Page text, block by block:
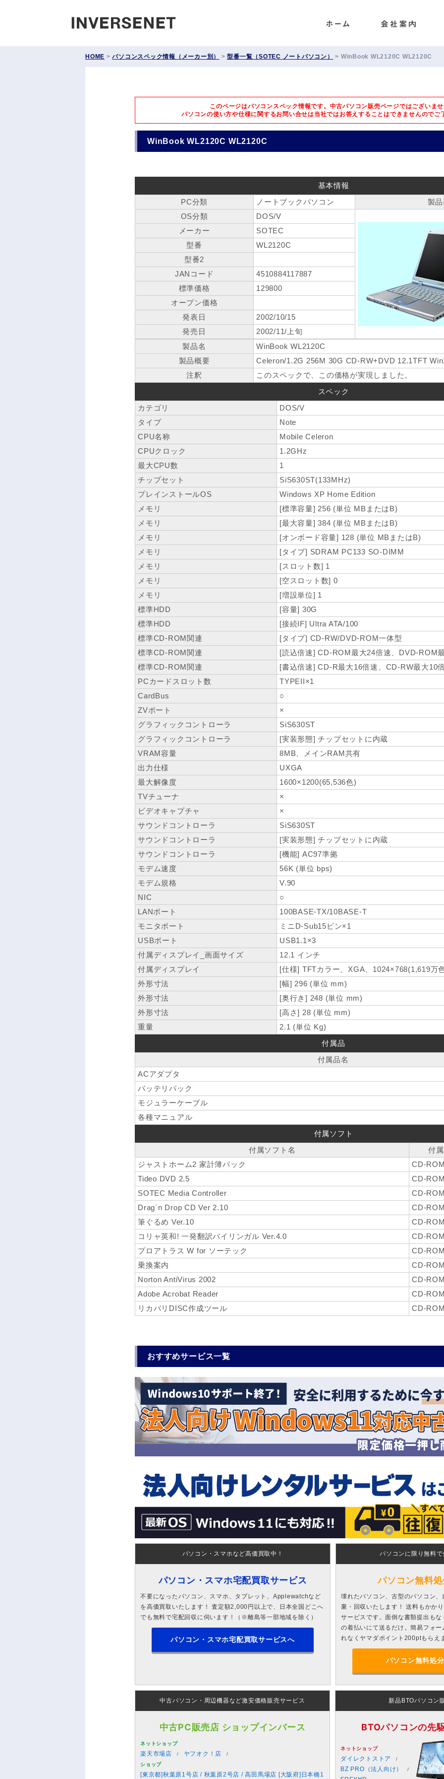
HOME >パソコンスペック情報（メーカー別） >型番一覧（SOTEC ノートパソコン） > WinBook WL2120C WL2120C
このページはパソコンスペック情報です。中古パソコン販売ページではございま
パソコンの使い方や仕様に関するお問い合せは当社ではお答えすることはできませんのでご
WinBook WL2120C WL2120C
基本情報
PC分類
ノートブックパソコン
製
OS分類
DOS/V
メーカー
SOTEC
型番
WL2120C
型番2
JANコード
4510884117887
標準価格
129800
オープン価格
発表日
2002/10/15
発売日
2002/11/上旬
製品名
WinBook WL2120C
製品概要
Celeron/1.2G 256M 30G CD-RW+DVD 12.1TFT
注釈
このスペックで、この価格が実現しました。
スペック
カテゴリ
DOS/V
タイプ
Note
CPU名称
Mobile Celeron
CPUクロック
1.2GHz
最大CPU数
1
チップセット
SiS630ST(133MHz)
プレインストールOS
Windows XP Home Edition
メモリ
[標準容量] 256 (単位 MBまたはB)
メモリ
[最大容量] 384 (単位 MBまたはB)
メモリ
[オンボード容量] 128 (単位 MBまたはB)
メモリ
[タイプ] SDRAM PC133 SO-DIMM
メモリ
[スロット数] 1
メモリ
[空スロット数] 0
メモリ
[増設単位] 1
標準HDD
[容量] 30G
標準HDD
[接続IF] Ultra ATA/100
標準CD-ROM関連
[タイプ] CD-RW/DVD-ROM一体型
標準CD-ROM関連
[読込倍速] CD-ROM最大24倍速、DVD-ROM
標準CD-ROM関連
[書込倍速] CD-R最大16倍速、CD-RW最大10
PCカードスロット数
TYPEII×1
CardBus
○
ZVポート
×
グラフィックコントローラ
SiS630ST
グラフィックコントローラ
[実装形態] チップセットに内蔵
VRAM容量
8MB、メインRAM共有
出力仕様
UXGA
最大解像度
1600×1200(65,536色)
TVチューナ
×
ビデオキャプチャ
×
サウンドコントローラ
SiS630ST
サウンドコントローラ
[実装形態] チップセットに内蔵
サウンドコントローラ
[機能] AC97準拠
モデム速度
56K (単位 bps)
モデム規格
V.90
NIC
○
LANポート
100BASE-TX/10BASE-T
モニタポート
ミニD-Sub15ピン×1
USBポート
USB1.1×3
付属ディスプレイ_画面サイズ
12.1 インチ
付属ディスプレイ
[仕様] TFTカラー、XGA、1024×768(1,619万
外形寸法
[幅] 296 (単位 mm)
外形寸法
[奥行き] 248 (単位 mm)
外形寸法
[高さ] 28 (単位 mm)
重量
2.1 (単位 Kg)
付属品
付属品名
ACアダプタ
バッテリパック
モジュラーケーブル
各種マニュアル
付属ソフト
付属ソフト名
付
ジャストホーム2 家計簿パック
CD-
Tideo DVD 2.5
CD-
SOTEC Media Controller
CD-
Drag´n Drop CD Ver 2.10
CD-
筆ぐるめ Ver.10
CD-
コリャ英和! 一発翻訳バイリンガル Ver.4.0
CD-
プロアトラス W for ソーテック
CD-
乗換案内
CD-
Norton AntiVirus 2002
CD-
Adobe Acrobat Reader
CD-
リカバリDISC作成ツール
CD-
おすすめサービス一覧
パソコン・スマホなど高価買取中！
パソコン・スマホ宅配買取サービス
不要になったパソコン、スマホ、タブレット、Applewatchなど
を高価買取いたします！ 査定額2,000円以上で、日本全国どこへ
でも無料で宅配回収に伺います！（※離島等一部地域を除く）
パソコン・スマホ宅配買取サービスへ
パソコンに限り無料
パソコン無料
壊れたパソコン、古型のパソコン
棄・回収いたします！ 送料もかか
サービスです。面倒な書類提出も
の着払いにて送るだけ。簡易フォ
れなくヤマダポイント200ptもらえ
パソコン無料処
中古パソコン・周辺機器など激安価格販売サービス
中古PC販売店 ショップインバース
ネットショップ
楽天市場店 ヤフオク！店
ショップ
[東京都]秋葉原1号店 / 秋葉原2号店 / 高田馬場店 [大阪府]日本橋1
新品BTOパソコン
BTOパソコンの先
ネットショップ
ダイレクトストア
BZ PRO（法人向け）